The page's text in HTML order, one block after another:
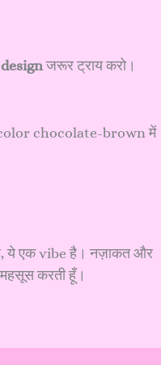
जरूर ट्राय करो।
color chocolate-brown में
ये एक vibe है। नज़ाकत और
करती हूँ।